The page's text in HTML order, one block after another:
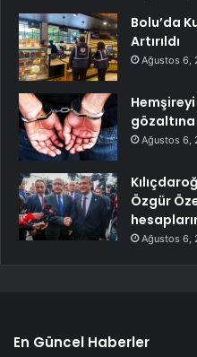
Bolu’da
Artırıldı
Ağustos 6,
gözaltına
Ağustos 6,
Özgür
Ağustos 6,
En Güncel Haberler